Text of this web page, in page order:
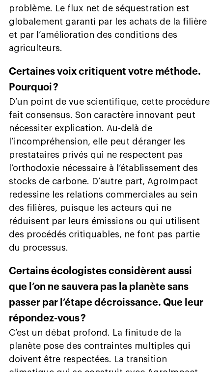
problème. Le flux net de séquestration est
globalement garanti par les achats de la filière
et par l’amélioration des conditions des
agriculteurs.
Certaines voix critiquent votre méthode.
Pourquoi ?
D’un point de vue scientifique, cette procédure
fait consensus. Son caractère innovant peut
nécessiter explication. Au-delà de
l’incompréhension, elle peut déranger les
prestataires privés qui ne respectent pas
l’orthodoxie nécessaire à l’établissement des
stocks de carbone. D’autre part, AgroImpact
redessine les relations commerciales au sein
des filières, puisque les acteurs qui ne
réduisent par leurs émissions ou qui utilisent
des procédés critiquables, ne font pas partie
du processus.
Certains écologistes considèrent aussi
que l’on ne sauvera pas la planète sans
passer par l’étape décroissance. Que leur
répondez-vous ?
C’est un débat profond. La finitude de la
planète pose des contraintes multiples qui
doivent être respectées. La transition